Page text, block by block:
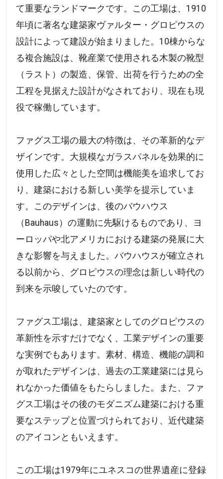
て重要なランドマークです。この工場は、1910
年頃に著名な建築家ヴァルター・グロピウスの
設計によって建設が始まりました。10棟からな
る複合施設は、靴産業で使用される木製の靴型
（ラスト）の製造、保管、出荷を行うための全
工程を見据えた設計がなされており、現在も現
役で稼働しています。
ファグス工場の最大の特徴は、その革新的なデ
ザインです。大規模なガラスパネルを効果的に
使用した広々とした空間は機能美を追求してお
り、建築における新しい美学を提示していま
す。このデザインは、後のバウハウス
（Bauhaus）の運動に先駆けるものであり、ヨ
ーロッパや北アメリカにおける建築の発展に大
きな影響を与えました。バウハウスが確立され
る以前から、グロピウスの理念は新しい時代の
到来を示唆していたのです。
ファグス工場は、建築家としてのグロピウスの
革新性を示すだけでなく、工業デザインの重要
な実例でもあります。素材、構造、機能の調和
が取れたデザインは、過去の工業建築には見ら
れなかった価値をもたらしました。また、ファ
グス工場はその後のモダニズム建築における重
要なステップと位置づけられており、近代建築
のアイコンともいえます。
この工場は1979年にユネスコの世界遺産に登録